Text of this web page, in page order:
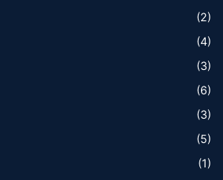
(2)
(4)
(3)
(6)
(3)
(5)
(1)